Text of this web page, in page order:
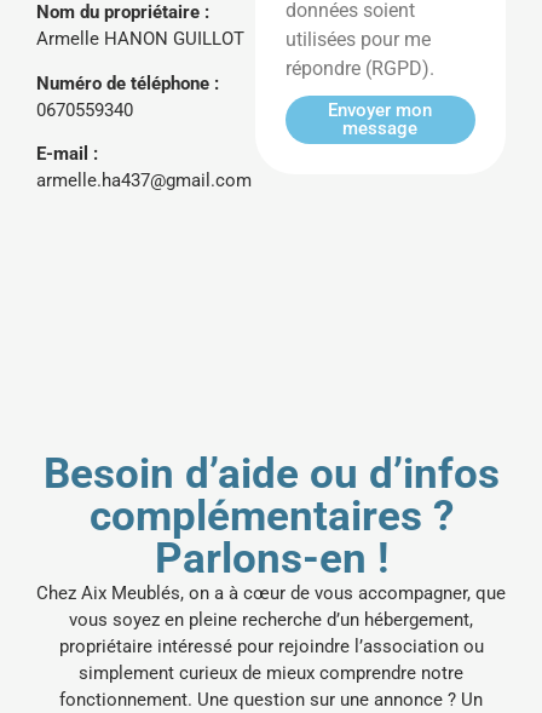
Nom du propriétaire :
Armelle HANON GUILLOT
Numéro de téléphone :
0670559340
E-mail :
armelle.ha437@gmail.com
données soient
utilisées pour me
répondre (RGPD).
Envoyer mon
message
Besoin d’aide ou d’infos
complémentaires ?
Parlons-en !
Chez Aix Meublés, on a à cœur de vous accompagner, que
vous soyez en pleine recherche d’un hébergement,
propriétaire intéressé pour rejoindre l’association ou
simplement curieux de mieux comprendre notre
fonctionnement. Une question sur une annonce ? Un